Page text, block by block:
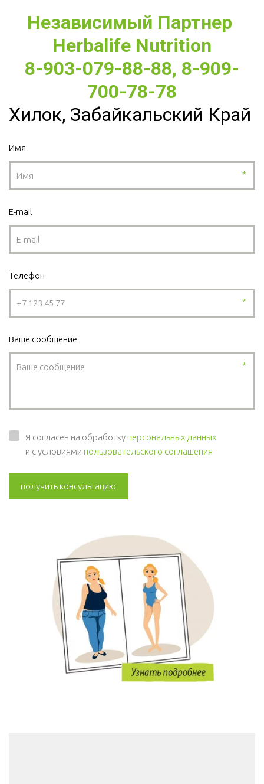
Независимый Партнер
Herbalife Nutrition
8-903-079-88-88, 8-909-
700-78-78
Хилок, Забайкальский Край
Имя
*
E-mail
Телефон
*
Ваше сообщение
*
Я согласен на обработкуперсональных данных
и с условиями пользовательского соглашения
получить консультацию